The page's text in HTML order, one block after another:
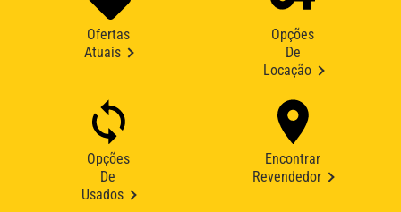
Ofertas
Atuais
Opções
De
Locação
Opções
De
Usados
Encontrar
Revendedor